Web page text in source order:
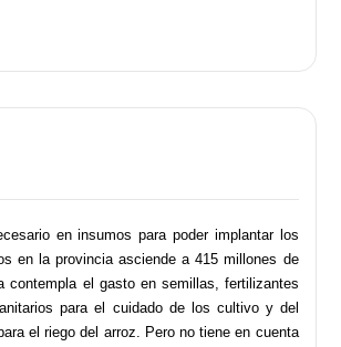
en insumos para poder implantar los
en la provincia asciende a 415 millones de
contempla el gasto en semillas, fertilizantes
para el cuidado de los cultivo y del
el riego del arroz. Pero no tiene en cuenta